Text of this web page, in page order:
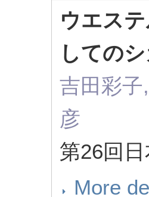
ウエス
しての
吉田彩
彦
第26回
More